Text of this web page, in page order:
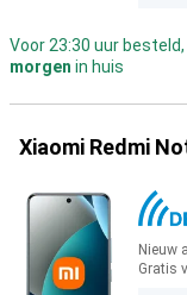
Voor 23:30 uur besteld,
morgen in huis
Xiaomi Redmi
Nieuw
Gratis